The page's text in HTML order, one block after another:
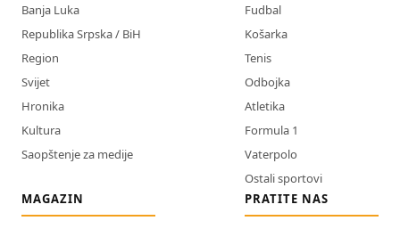
Banja Luka
Republika Srpska / BiH
Region
Svijet
Hronika
Kultura
Saopštenje za medije
Fudbal
Košarka
Tenis
Odbojka
Atletika
Formula 1
Vaterpolo
Ostali sportovi
MAGAZIN
PRATITE NAS